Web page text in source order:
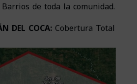
Barrios de toda la comunidad.
DEL COCA: Cobertura Total